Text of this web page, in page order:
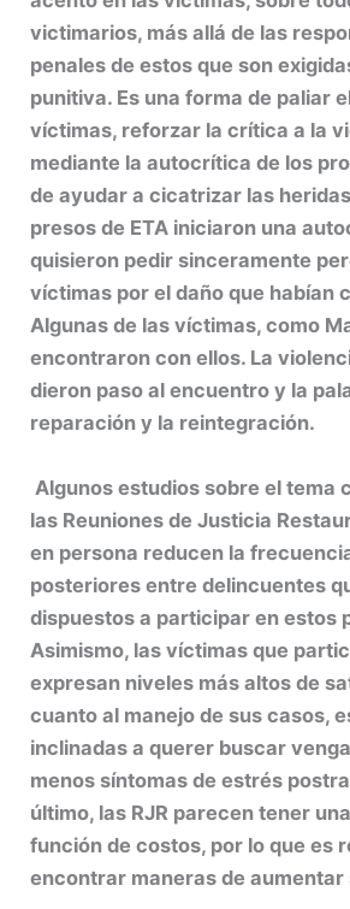
victimarios, más allá de las
penales de estos que son
punitiva. Es una forma de paliar
víctimas, reforzar la crítica a la
mediante la autocrítica de los
de ayudar a cicatrizar las
presos de ETA iniciaron una
quisieron pedir sinceramente
víctimas por el daño que habían
Algunas de las víctimas, como
encontraron con ellos. La
dieron paso al encuentro y la
reparación y la reintegración.
Algunos estudios sobre el tema
las Reuniones de Justicia
en persona reducen la
posteriores entre delincuentes
dispuestos a participar en estos
Asimismo, las víctimas que
expresan niveles más altos de
cuanto al manejo de sus casos,
inclinadas a querer buscar
menos síntomas de estrés
último, las RJR parecen tener
función de costos, por lo que es
encontrar maneras de aumentar